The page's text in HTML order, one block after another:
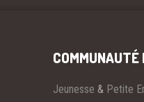
COMMUNAUTÉ
Jeunesse & Petite